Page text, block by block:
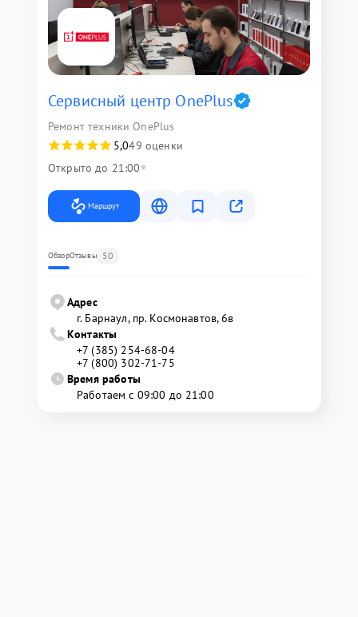
Сервисный центр OnePlus
Ремонт техники OnePlus
5,049 оценки
Открыто до 21:00
Маршрут
ОбзорОтзывы 50
Адрес
г. Барнаул, ​пр. Космонавтов, 6в
Контакты
+7 (385) 254-68-04
+7 (800) 302-71-75
Время работы
Работаем с 09:00 до 21:00